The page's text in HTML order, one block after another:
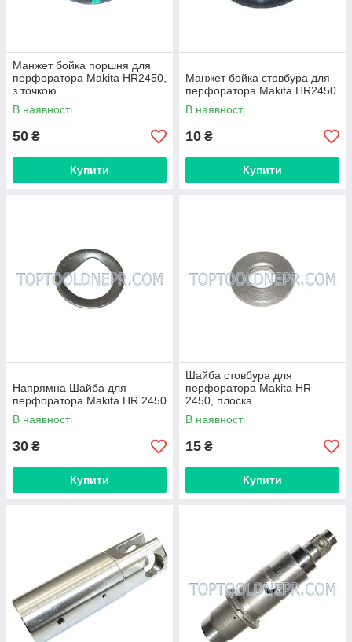
Манжет бойка поршня для
перфоратора Makita HR2450,
з точкою
В наявності
50 ₴
Купити
Манжет бойка стовбура для
перфоратора Makita HR2450
В наявності
10 ₴
Купити
Напрямна Шайба для
перфоратора Makita HR 2450
В наявності
30 ₴
Купити
Шайба стовбура для
перфоратора Makita HR
2450, плоска
В наявності
15 ₴
Купити